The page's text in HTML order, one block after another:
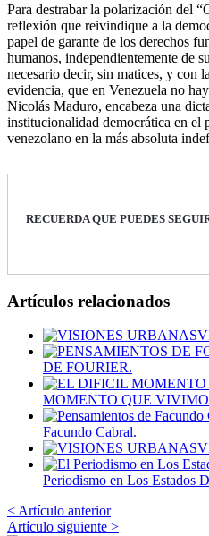
Para destrabar la polarización del
reflexión que reivindique a la
papel de garante de los derechos
humanos, independientemente de
necesario decir, sin matices, y con
evidencia, que en Venezuela no
Nicolás Maduro, encabeza una
institucionalidad democrática en el
venezolano en la más absoluta
RECUERDA QUE PUEDES
Artículos relacionados
DE FOURIER.
MOMENTO QUE
Facundo Cabral.
Periodismo en Los Estados
< Artículo anterior
Artículo siguiente >